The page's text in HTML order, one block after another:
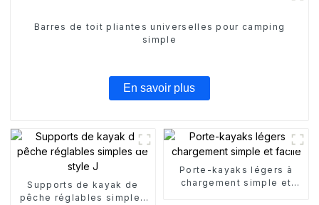
Barres de toit pliantes universelles pour camping
simple
En savoir plus
Supports de kayak de
pêche réglables simples
Porte-kayaks légers à
chargement simple et